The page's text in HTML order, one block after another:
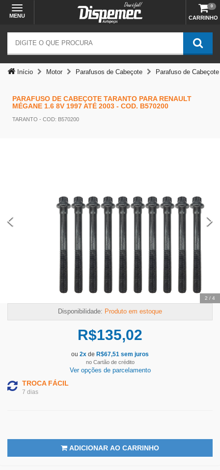
MENU CARRINHO
0
Início Motor Parafusos de Cabeçote Parafuso de
PARAFUSO DE CABEÇOTE TARANTO PARA RENAULT
MÉGANE 1.6 8V 1997 ATÉ 2003 - COD. B570200
TARANTO - COD: B570200
2 / 4
Disponibilidade: Produto em estoque
R$135,02
ou 2x de R$67,51 sem juros
no Cartão de crédito
Ver opções de parcelamento
TROCA FÁCIL
7 dias
ADICIONAR AO CARRINHO